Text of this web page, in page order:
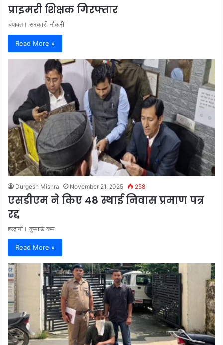
प्राइमरी शिक्षक गिरफ्तार
चंपावत। सरकारी नौकरी
Read More »
Durgesh Mishra November 21, 2025 258
एसडीएम ने किए 48 स्थाई निवास प्रमाण पत्र
रद्द
हल्द्वानी। कुमाऊं कम
Read More »